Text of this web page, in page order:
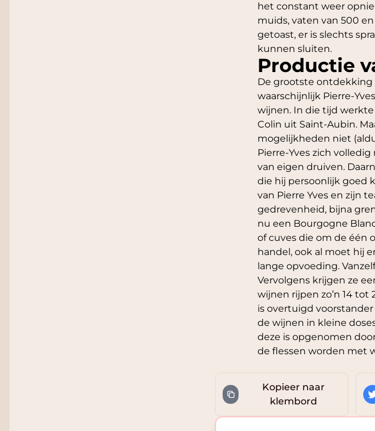
het constant weer
muids, vaten van 500
getoast, er is slechts
kunnen sluiten.
Productie
De grootste ontdekking
waarschijnlijk Pierre-
wijnen. In die tijd
Colin uit Saint-Aubin.
mogelijkheden niet
Pierre-Yves zich
van eigen druiven.
die hij persoonlijk goed
van Pierre Yves en zijn
gedrevenheid, bijna
nu een Bourgogne
of cuves die om de één
handel, ook al moet hij
lange opvoeding.
Vervolgens krijgen ze
wijnen rijpen zo’n 14
is overtuigd
de wijnen in kleine
deze is opgenomen
de flessen worden met
Kopieer naar
klembord